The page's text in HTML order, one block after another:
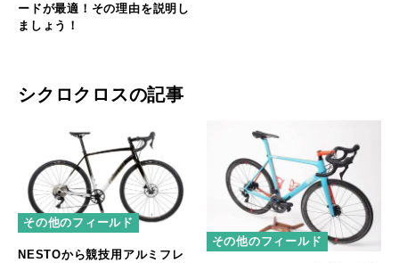
ードが最適！その理由を説明し
ましょう！
シクロクロスの記事
その他のフィールド
NESTOから競技用アルミフレ
その他のフィールド